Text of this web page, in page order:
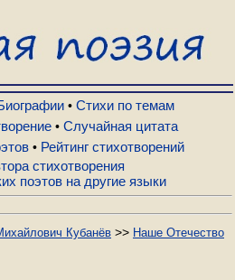
• Стихи по темам
• Случайная цитата
• Рейтинг стихотворений
стихотворения
поэтов на другие языки
Кубанёв >> Наше Отечество